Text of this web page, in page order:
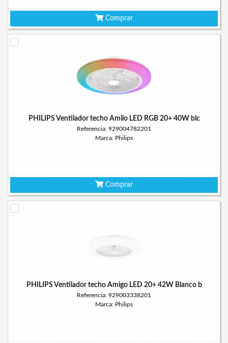
Comprar
PHILIPS Ventilador techo Amilo LED RGB 20+ 40W blc
Referencia: 929004782201
Marca: Philips
Comprar
PHILIPS Ventilador techo Amigo LED 20+ 42W Blanco b
Referencia: 929003338201
Marca: Philips